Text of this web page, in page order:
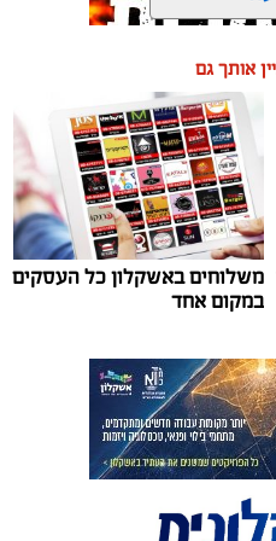
באגם
אוגוסט את פסטיבל ‘בירה
המרכזי של הקיץ, שיתקיים
בימים רביעי וחמישי, 26-27 באוגוסט 2026, באקו-פארק
שייהנו מחוויה של
היפים בישראל.
ממבשלות מקומיות
אוכל, מתחמי ישיבה
המלאכותי הגדול בישראל.
אותך גם
משלוחים באשקלון כל העסקים
במקום אחד